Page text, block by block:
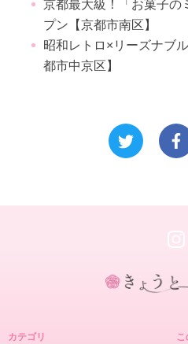
京都最大級！「お菓子の
プン【京都市南区】
昭和レトロ×リーズナブ
都市中京区】
カテゴリ こ